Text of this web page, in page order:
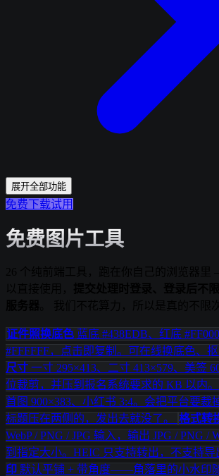
展开全部功能
免费下载试用
免费图片工具
证件照换底色 蓝底 #438EDB、红底
#FFFFFF，点击即复制。可在线换底色、抠
尺寸 一寸 295×413、二寸 413×579、美签
位裁剪，并压到报名系统要求的 KB 以内。
首图 900×383、小红书 3:4。会把平台要
标题压在两侧的，发出去就没了。
格式转
WebP / PNG / JPG 输入，输出 JPG / PNG /
到指定大小。HEIC 只支持转出，不支持导
印 默认平铺 + 带角度——角落里的小水印